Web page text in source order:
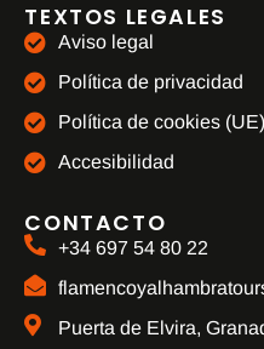
TEXTOS LEGALES
Aviso legal
Política de privacidad
Política de cookies (UE)
Accesibilidad
CONTACTO
+34 697 54 80 22
Puerta de Elvira,